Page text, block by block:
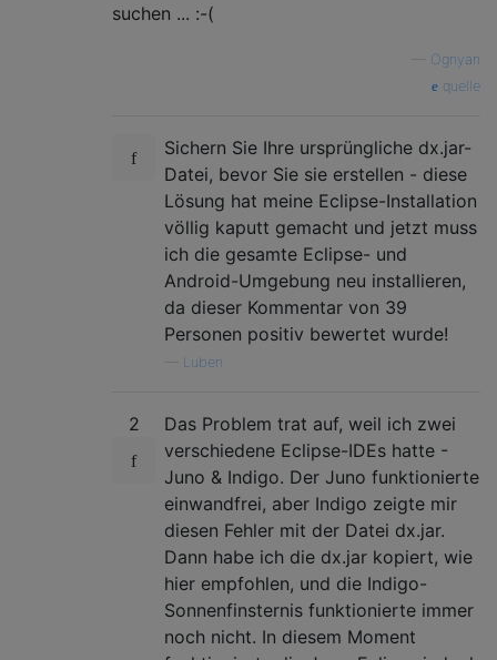
suchen ... :-(
Ognyan
quelle
Sichern Sie Ihre ursprüngliche dx.jar-
Datei, bevor Sie sie erstellen - diese
Lösung hat meine Eclipse-Installation
völlig kaputt gemacht und jetzt muss
ich die gesamte Eclipse- und
Android-Umgebung neu installieren,
da dieser Kommentar von 39
Personen positiv bewertet wurde!
Luben
2
Das Problem trat auf, weil ich zwei
verschiedene Eclipse-IDEs hatte -
Juno & Indigo. Der Juno funktionierte
einwandfrei, aber Indigo zeigte mir
diesen Fehler mit der Datei dx.jar.
Dann habe ich die dx.jar kopiert, wie
hier empfohlen, und die Indigo-
Sonnenfinsternis funktionierte immer
noch nicht. In diesem Moment